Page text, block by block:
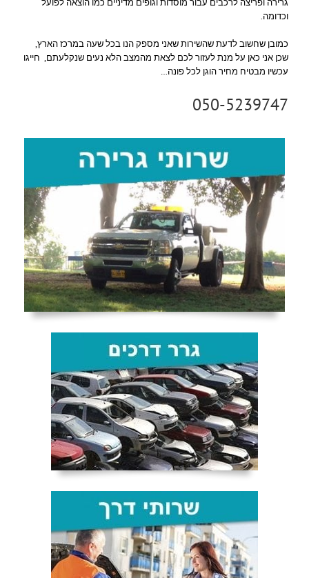
גרירה ופריצה לרכבים עבור מוסדות וגופים מדיניים כמו הוצאה לפועל
וכדומה.
כמובן שחשוב לדעת שהשירות שאני מספק הנו בכל שעה במרכז הארץ,
שכן אני כאן על מנת לעזור לכם לצאת מהמצב הלא נעים שנקלעתם, חייגו
עכשיו מבטיח מחיר הוגן לכל פונה…
050-5239747